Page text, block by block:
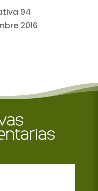
94
2016